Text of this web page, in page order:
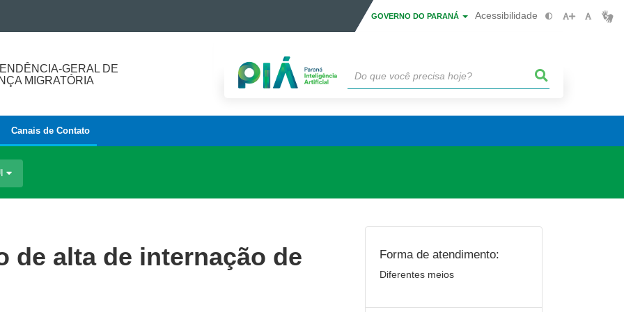
GOVERNO DO PARANÁ Acessibilidade
GERAL DE
MIGRATÓRIA
Canais de Contato
de alta de internação de
Forma de atendimento:
Diferentes meios